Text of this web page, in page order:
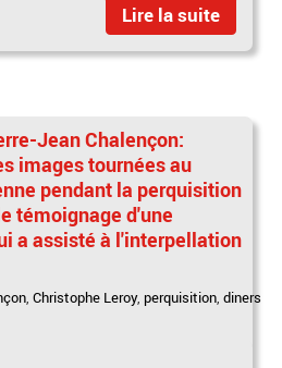
Lire la suite
Jean Chalençon:
images tournées au
pendant la perquisition
témoignage d'une
a assisté à l'interpellation
,Christophe Leroy, perquisition,diners